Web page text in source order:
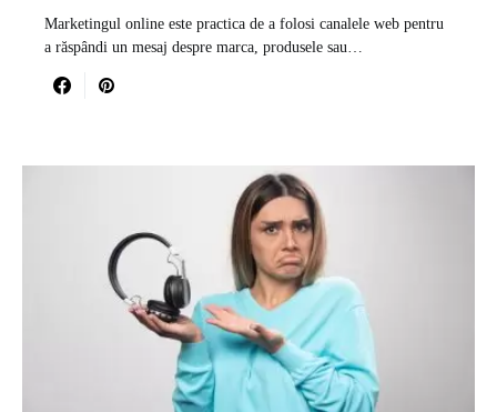
Marketingul online este practica de a folosi canalele web pentru
a răspândi un mesaj despre marca, produsele sau…